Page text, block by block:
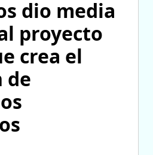
dio media
proyecto
crea el
de